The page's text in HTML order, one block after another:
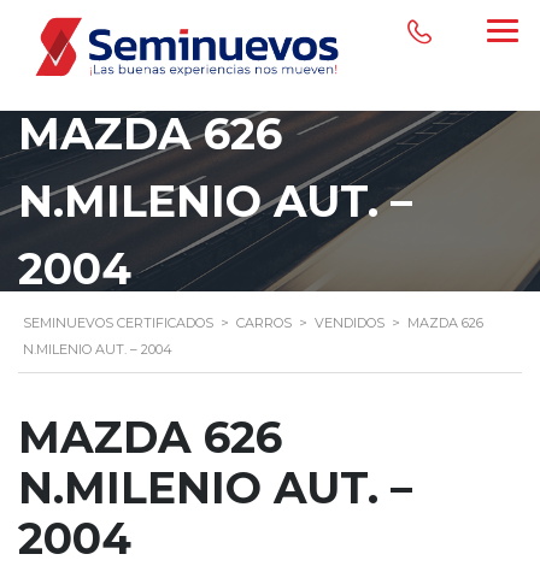
MAZDA 626
N.MILENIO AUT. –
2004
SEMINUEVOS CERTIFICADOS > CARROS > VENDIDOS > MAZDA 626
N.MILENIO AUT. – 2004
MAZDA 626
N.MILENIO AUT. –
2004